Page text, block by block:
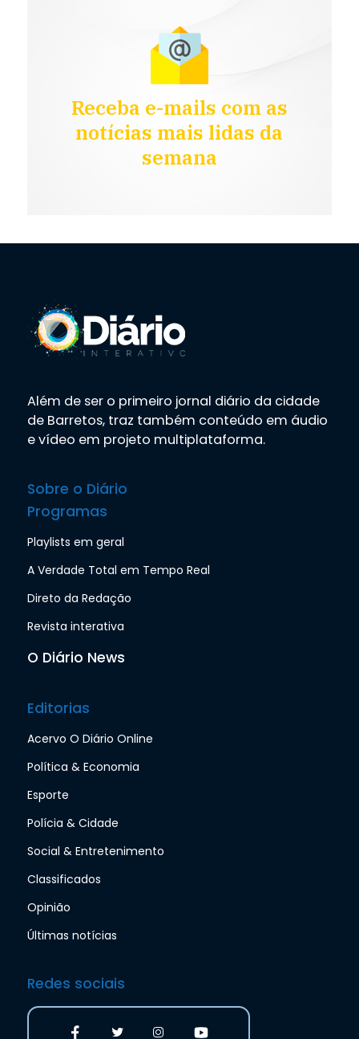
Receba e-mails com as
notícias mais lidas da
semana
Além de ser o primeiro jornal diário da cidade
de Barretos, traz também conteúdo em áudio
e vídeo em projeto multiplataforma.
Sobre o Diário
Programas
Playlists em geral
A Verdade Total em Tempo Real
Direto da Redação
Revista interativa
O Diário News
Editorias
Acervo O Diário Online
Política & Economia
Esporte
Polícia & Cidade
Social & Entretenimento
Classificados
Opinião
Últimas notícias
Redes sociais